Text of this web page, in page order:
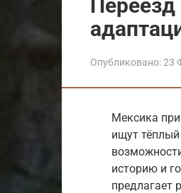
Опубликовано:23
Мексика
ищут
историю и
предлагает